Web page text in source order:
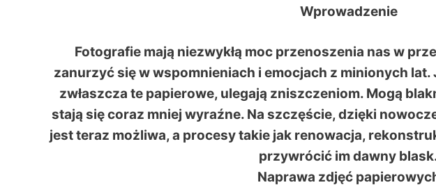
Wprowadzenie
Fotografie mają niezwykłą moc przenoszenia nas w
zanurzyć się w wspomnieniach i emocjach z minionych lat.
zwłaszcza te papierowe, ulegają zniszczeniom. Mogą
stają się coraz mniej wyraźne. Na szczęście, dzięki
jest teraz możliwa, a procesy takie jak renowacja,
przywrócić im dawny
Naprawa zdjęć